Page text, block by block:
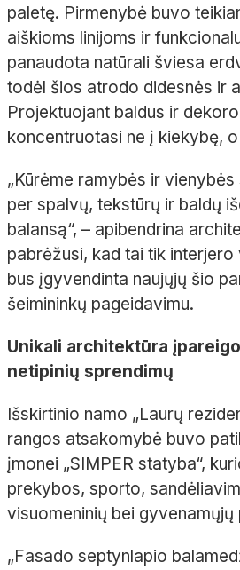
paletę. Pirmenybė buvo
aiškioms linijoms ir
panaudota natūrali šviesa
todėl šios atrodo didesnės ir
Projektuojant baldus ir
koncentruotasi ne į kiekybę,
„Kūrėme ramybės ir
per spalvų, tekstūrų ir baldų
balansą“, – apibendrina
pabrėžusi, kad tai tik interjero
bus įgyvendinta naujųjų šio
šeimininkų pageidavimu.
Unikali architektūra
netipinių sprendimų
Išskirtinio namo „Laurų
rangos atsakomybė buvo
įmonei „SIMPER statyba“,
prekybos, sporto,
visuomeninių bei
„Fasado septynlapio